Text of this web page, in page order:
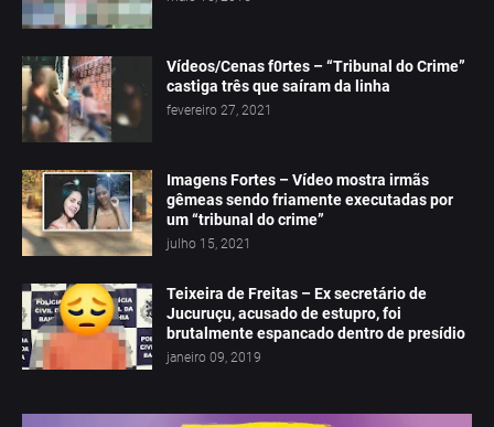
Vídeos/Cenas f0rtes – “Tribunal do Crime”
castiga três que saíram da linha
fevereiro 27, 2021
Imagens Fortes – Vídeo mostra irmãs
gêmeas sendo friamente executadas por
um “tribunal do crime”
julho 15, 2021
Teixeira de Freitas – Ex secretário de
Jucuruçu, acusado de estupro, foi
brutalmente espancado dentro de presídio
janeiro 09, 2019